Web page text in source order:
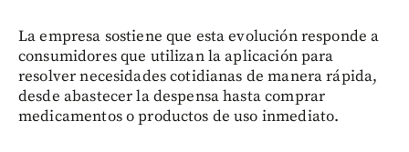
La empresa sostiene que esta evolución responde a
consumidores que utilizan la aplicación para
resolver necesidades cotidianas de manera rápida,
desde abastecer la despensa hasta comprar
medicamentos o productos de uso inmediato.